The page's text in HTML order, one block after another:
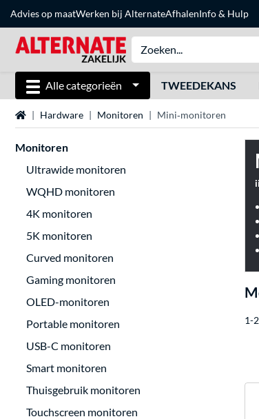
Advies op maatWerken bij AlternateAfhalenInfo & Hulp
Alle categorieën TWEEDEKANS
Home Hardware Monitoren Mini‑monitoren
Monitoren
Ultrawide monitoren
WQHD monitoren
4K monitoren
5K monitoren
Curved monitoren
Gaming monitoren
OLED-monitoren
Portable monitoren
USB-C monitoren
Smart monitoren
Thuisgebruik monitoren
Touchscreen monitoren
1-